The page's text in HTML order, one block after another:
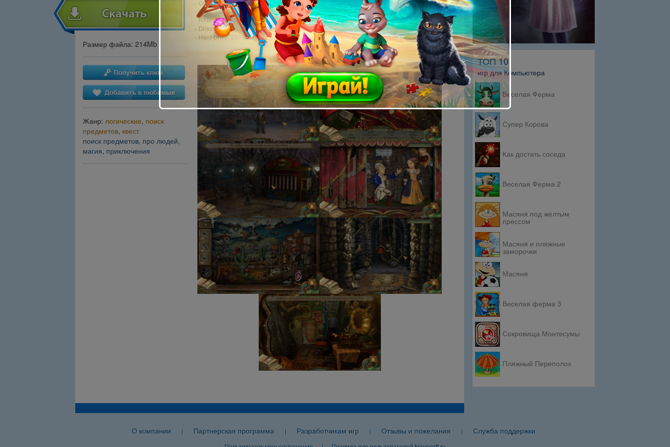
Размер файла: 214Mb
Жанр: логические, поиск
предметов, квест
поиск предметов, про людей,
магия, приключения
- OS: Windows XP или более поздняя версия
- CPU: 1.0 GHz
- RAM: 512 MB
- DirectX: 9.0
- Hard Drive: 250 Mb
ТОП 10
игр для Компьютера
Веселая Ферма
Супер Корова
Как достать соседа
Веселая Ферма 2
Масяня под желтым
прессом
Масяня и пляжные
заморочки
Масяня
Веселая ферма 3
Сокровища Монтесумы
Пляжный Переполох
О компании | Партнерская программа | Разработчикам игр | Отзывы и пожелания | Служба поддержки